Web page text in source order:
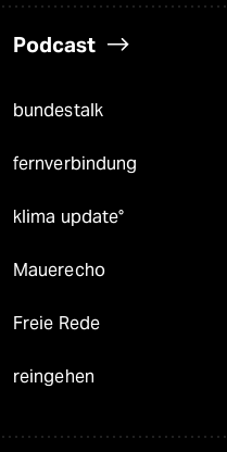
Podcast
bundestalk
fernverbindung
klima update°
Mauerecho
Freie Rede
reingehen